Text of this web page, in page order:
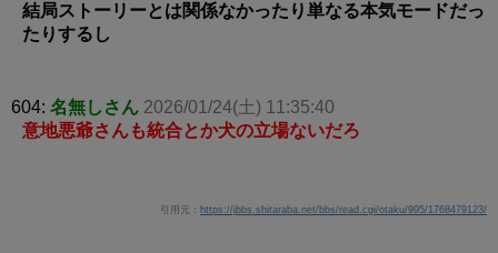
結局ストーリーとは関係なかったり単なる本気モードだっ
たりするし
604: 名無しさん 2026/01/24(土) 11:35:40
意地悪爺さんも統合とか犬の立場ないだろ
引用元： https://jbbs.shitaraba.net/bbs/read.cgi/otaku/995/1768479123/